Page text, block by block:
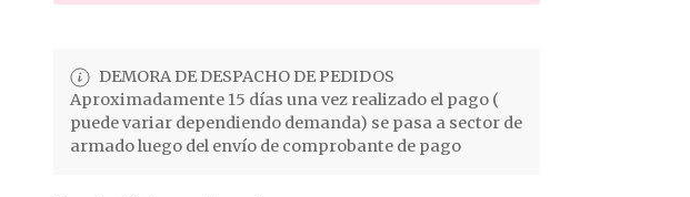
DEMORA DE DESPACHO DE PEDIDOS
Aproximadamente 15 días una vez realizado el pago (
puede variar dependiendo demanda) se pasa a sector de
armado luego del envío de comprobante de pago